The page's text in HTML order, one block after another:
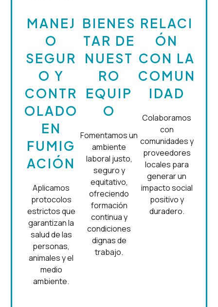
MANEJ
O
SEGUR
O Y
CONTR
OLADO
EN
FUMIG
ACIÓN
Aplicamos
protocolos
estrictos que
garantizan la
salud de las
personas,
animales y el
medio
ambiente.
BIENES
TAR DE
NUEST
RO
EQUIP
O
Fomentamos un
ambiente
laboral justo,
seguro y
equitativo,
ofreciendo
formación
continua y
condiciones
dignas de
trabajo.
RELACI
ÓN
CON LA
COMUN
IDAD
Colaboramos
con
comunidades y
proveedores
locales para
generar un
impacto social
positivo y
duradero.